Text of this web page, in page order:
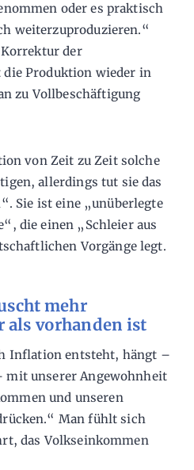
oder es praktisch
weiterzuproduzieren.“
der
die Produktion wieder in
zu Vollbeschäftigung
von Zeit zu Zeit solche
allerdings tut sie das
Sie ist eine „unüberlegte
die einen „Schleier aus
Vorgänge legt.
mehr
als vorhanden ist
Inflation entsteht, hängt –
mit unserer Angewohnheit
und unseren
Man fühlt sich
das Volkseinkommen